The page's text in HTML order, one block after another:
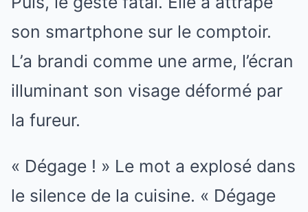
son smartphone sur le comptoir.
L’a brandi comme une arme, l’écran
illuminant son visage déformé par
la fureur.
« Dégage ! » Le mot a explosé dans
le silence de la cuisine. « Dégage